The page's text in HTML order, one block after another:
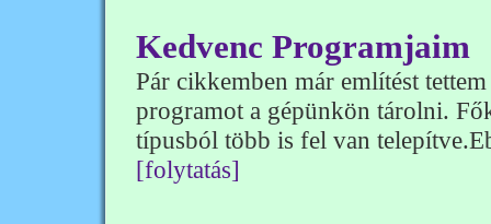
Kedvenc Programjaim
Pár cikkemben már említést
programot a gépünkön tárolni.
típusból több is fel van
[folytatás]